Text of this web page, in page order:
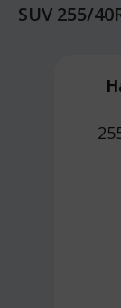
SUV 255/